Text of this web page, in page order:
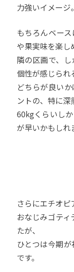
力強いイメージ。
もちろんベー
や果実味を楽し
隣の区画で、
個性が感じられ
どちらが良い
ントの、特に深
60kgくらいし
が早いかもしれ
さらにエチオ
おなじみゴテ
たが、
ひとつは今期
です。